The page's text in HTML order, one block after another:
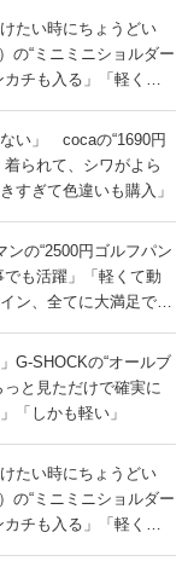
たい時にちょうどい
“ミニミニショルダー
チも入る」「軽くて
ない」 cocaの“1690円
られて、シワがよら
すぎて色違いも購入」
の“2500円ゴルフパン
も活躍」「軽くて動
ン、全てに大満足で
G-SHOCKの“オールブ
と見ただけで確実に
「しかも軽い」
たい時にちょうどい
“ミニミニショルダー
チも入る」「軽くて